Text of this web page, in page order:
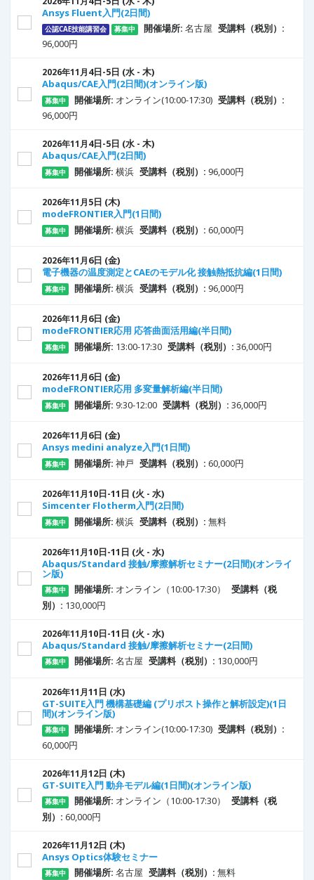
Ansys Fluent入門(2日間)
公認CAE技能講習会 募集中 開催場所: 名古屋 受講料（税別）:
96,000円
2026年11月4日-5日 (水 - 木)
Abaqus/CAE入門(2日間)(オンライン版)
募集中 開催場所: オンライン(10:00-17:30) 受講料（税別）:
96,000円
2026年11月4日-5日 (水 - 木)
Abaqus/CAE入門(2日間)
募集中 開催場所: 横浜 受講料（税別）: 96,000円
2026年11月5日 (木)
modeFRONTIER入門(1日間)
募集中 開催場所: 横浜 受講料（税別）: 60,000円
2026年11月6日 (金)
電子機器の温度測定とCAEのモデル化 接触熱抵抗編(1日間)
募集中 開催場所: 横浜 受講料（税別）: 96,000円
2026年11月6日 (金)
modeFRONTIER応用 応答曲面活用編(半日間)
募集中 開催場所: 13:00-17:30 受講料（税別）: 36,000円
2026年11月6日 (金)
modeFRONTIER応用 多変量解析編(半日間)
募集中 開催場所: 9:30-12:00 受講料（税別）: 36,000円
2026年11月6日 (金)
Ansys medini analyze入門(1日間)
募集中 開催場所: 神戸 受講料（税別）: 60,000円
2026年11月10日-11 日 (火 - 水)
Simcenter Flotherm入門(2日間)
募集中 開催場所: 横浜 受講料（税別）: 無料
2026年11月10日-11 日 (火 - 水)
Abaqus/Standard 接触/摩擦解析セミナー(2日間)(オンライ
ン版)
募集中 開催場所: オンライン（10:00-17:30）
受講料（税
別）: 130,000円
2026年11月10日-11 日 (火 - 水)
Abaqus/Standard 接触/摩擦解析セミナー(2日間)
募集中 開催場所: 名古屋 受講料（税別）: 130,000円
2026年11月11 日 (水)
GT-SUITE入門 機構基礎編 (プリポスト操作と解析設定)(1日
間)(オンライン版)
募集中 開催場所: オンライン(10:00-17:30) 受講料（税別）:
60,000円
2026年11月12日 (木)
GT-SUITE入門 動弁モデル編(1日間)(オンライン版)
募集中 開催場所: オンライン（10:00-17:30）
受講料（税
別）: 60,000円
2026年11月12日 (木)
Ansys Optics体験セミナー
募集中 開催場所: 名古屋 受講料（税別）: 無料